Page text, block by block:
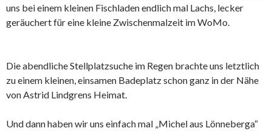
uns bei einem kleinen Fischladen endlich mal Lachs, lecker
geräuchert für eine kleine Zwischenmalzeit im WoMo.
Die abendliche Stellplatzsuche im Regen brachte uns letztlich
zu einem kleinen, einsamen Badeplatz schon ganz in der Nähe
von Astrid Lindgrens Heimat.
Und dann haben wir uns einfach mal „Michel aus Lönneberga“